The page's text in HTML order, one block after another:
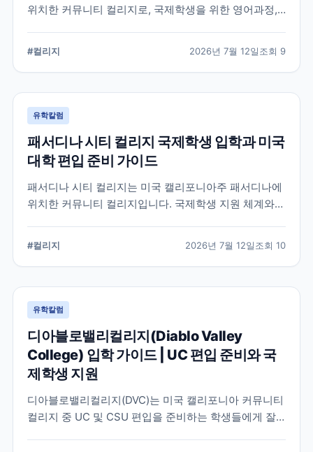
위치한 커뮤니티 컬리지로, 국제학생을 위한 영어과정,
서 확인해야 할 사항을 정리했습니다.
#컬리지 2026년 7월 12일조회 9
유학칼럼
패서디나 시티 컬리지 국제학생 입학과 미국
대학 편입 준비 가이드
패서디나 시티 컬리지는 미국 캘리포니아주 패서디나에
위치한 커뮤니티 컬리지입니다. 국제학생 지원 체계와
#컬리지 2026년 7월 12일조회 10
유학칼럼
디아블로밸리컬리지(Diablo Valley
College) 입학 가이드 | UC 편입 준비와 국
제학생 지원
디아블로밸리컬리지(DVC)는 미국 캘리포니아 커뮤니티
컬리지 중 UC 및 CSU 편입을 준비하는 학생들에게 잘